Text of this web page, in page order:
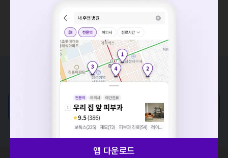
증상/치료, 궁금한 점이 있나요?
의사가 직접 답해드려요!
💬 무엇이든 물어보세요
혹은, 의료상담 서비스에 다양한 게시글 보러가기
요청하신 작업을 처리하지 못했습니다.
네트워크 또는 서버의 일시적인 오류로, 잠시 후 다시 시도해주
세요. 지속적으로 문제가 발생할 경우 모두닥 채널톡으로 문의
앱 다운로드